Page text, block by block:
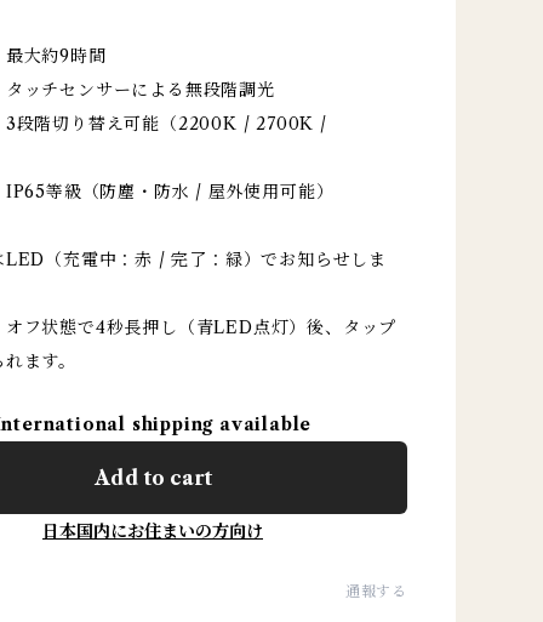
最大約9時間
ッチセンサーによる無段階調光
3段階切り替え可能（2200K / 2700K /
等級（防塵・防水 / 屋外使用可能）
（充電中：赤 / 完了：緑）でお知らせしま
フ状態で4秒長押し（青LED点灯）後、タップ
ます。
shipping available
Add to cart
日本国内にお住まいの方向け
通報する